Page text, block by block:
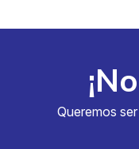
Queremos